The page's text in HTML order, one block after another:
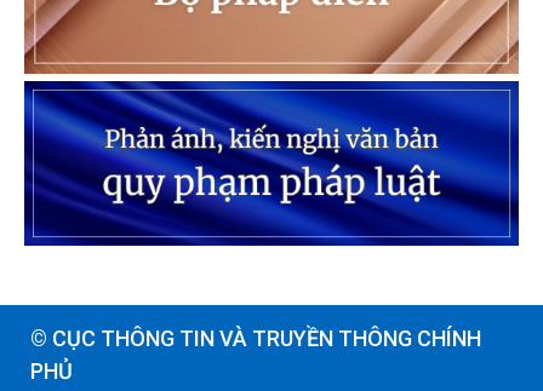
© CỤC THÔNG TIN VÀ TRUYỀN THÔNG CHÍNH
PHỦ